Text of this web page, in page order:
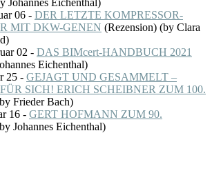
Johannes Eichenthal)
06 - DER LETZTE KOMPRESSOR-
MIT DKW-GENEN (Rezension) (by Clara
02 - DAS BIMcert-HANDBUCH 2021
Eichenthal)
25 - GEJAGT UND GESAMMELT –
SICH! ERICH SCHEIBNER ZUM 100.
Frieder Bach)
16 - GERT HOFMANN ZUM 90.
Johannes Eichenthal)